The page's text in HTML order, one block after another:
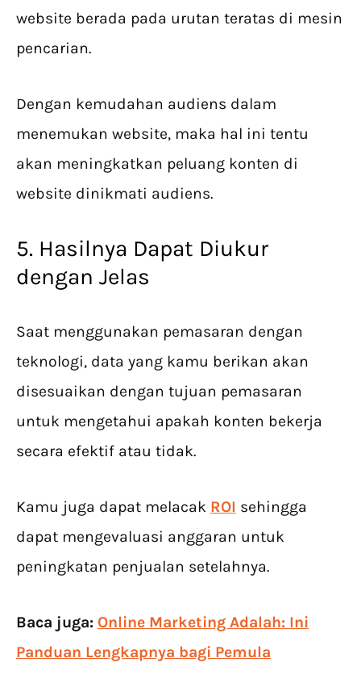
website berada pada urutan teratas di mesin
pencarian.
Dengan kemudahan audiens dalam
menemukan website, maka hal ini tentu
akan meningkatkan peluang konten di
website dinikmati audiens.
5. Hasilnya Dapat Diukur
dengan Jelas
Saat menggunakan pemasaran dengan
teknologi, data yang kamu berikan akan
disesuaikan dengan tujuan pemasaran
untuk mengetahui apakah konten bekerja
secara efektif atau tidak.
Kamu juga dapat melacak ROI sehingga
dapat mengevaluasi anggaran untuk
peningkatan penjualan setelahnya.
Baca juga: Online Marketing Adalah: Ini
Panduan Lengkapnya bagi Pemula